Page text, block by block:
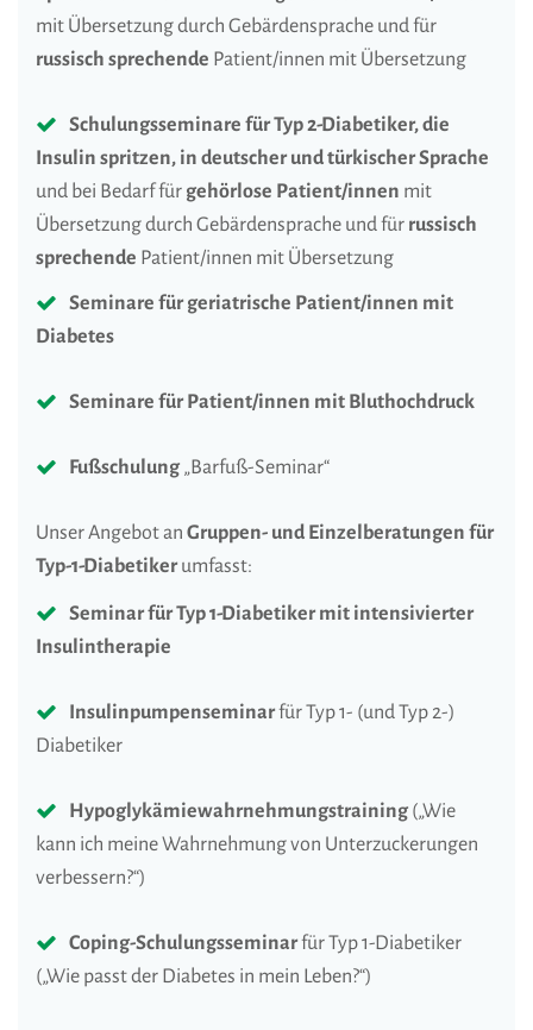
mit Übersetzung durch Gebärdensprache und für
russisch sprechende Patient/innen mit Übersetzung
Schulungsseminare für Typ 2-Diabetiker, die
Insulin spritzen, in deutscher und türkischer Sprache
und bei Bedarf für gehörlose Patient/innen mit
Übersetzung durch Gebärdensprache und für russisch
sprechende Patient/innen mit Übersetzung
Seminare für geriatrische Patient/innen mit
Diabetes
Seminare für Patient/innen mit Bluthochdruck
Fußschulung „Barfuß-Seminar“
Unser Angebot an Gruppen- und Einzelberatungen für
Typ-1-Diabetikerumfasst:
Seminar für Typ 1-Diabetiker mit intensivierter
Insulintherapie
Insulinpumpenseminarfür Typ 1- (und Typ 2-)
Diabetiker
Hypoglykämiewahrnehmungstraining („Wie
kann ich meine Wahrnehmung von Unterzuckerungen
verbessern?“)
Coping-Schulungsseminarfür Typ 1-Diabetiker
(„Wie passt der Diabetes in mein Leben?“)